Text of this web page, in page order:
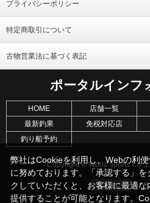
プライバシーポリシー
特定商取引について
古物営業法に基づく表記
ポータルインフ
HOME 店舗一覧
最新釣果
免税対応店
釣り船予約
Copyright © World sports
弊社はCookieを利用し、Webの利
に努めております。「承認する」を
クしていただくと、お客様に最適な
提供することが可能となります。